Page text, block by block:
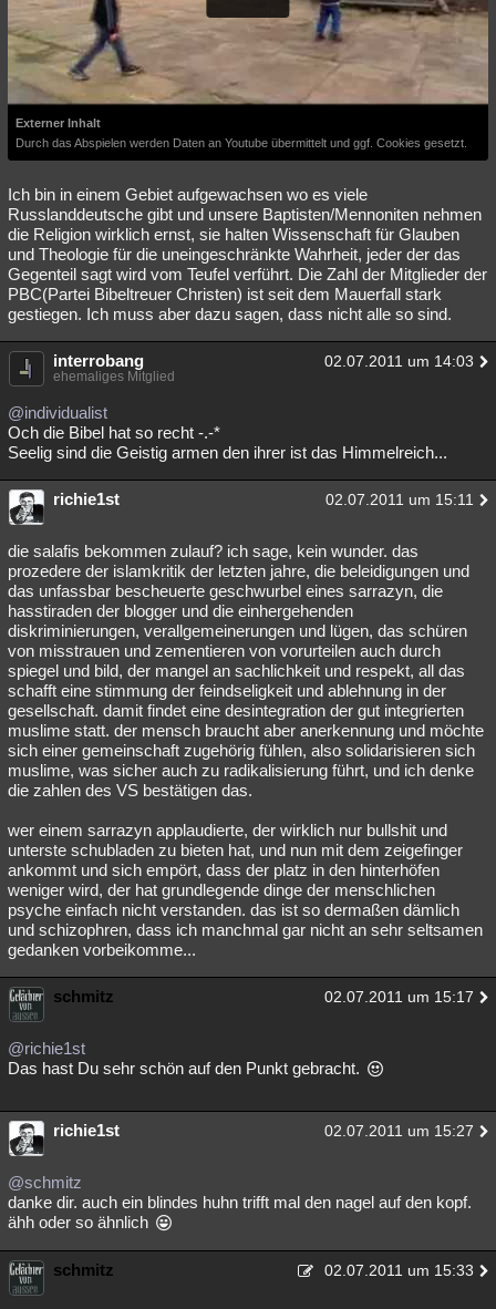
Externer Inhalt
Durch das Abspielen werden Daten an Youtube übermittelt und ggf. Cookies gesetzt.
Ich bin in einem Gebiet aufgewachsen wo es viele
Russlanddeutsche gibt und unsere Baptisten/Mennoniten nehmen
die Religion wirklich ernst, sie halten Wissenschaft für Glauben
und Theologie für die uneingeschränkte Wahrheit, jeder der das
Gegenteil sagt wird vom Teufel verführt. Die Zahl der Mitglieder der
PBC(Partei Bibeltreuer Christen) ist seit dem Mauerfall stark
gestiegen. Ich muss aber dazu sagen, dass nicht alle so sind.
interrobang 02.07.2011 um 14:03
ehemaliges Mitglied
@individualist
Och die Bibel hat so recht -.-*
Seelig sind die Geistig armen den ihrer ist das Himmelreich...
richie1st 02.07.2011 um 15:11
die salafis bekommen zulauf? ich sage, kein wunder. das
prozedere der islamkritik der letzten jahre, die beleidigungen und
das unfassbar bescheuerte geschwurbel eines sarrazyn, die
hasstiraden der blogger und die einhergehenden
diskriminierungen, verallgemeinerungen und lügen, das schüren
von misstrauen und zementieren von vorurteilen auch durch
spiegel und bild, der mangel an sachlichkeit und respekt, all das
schafft eine stimmung der feindseligkeit und ablehnung in der
gesellschaft. damit findet eine desintegration der gut integrierten
muslime statt. der mensch braucht aber anerkennung und möchte
sich einer gemeinschaft zugehörig fühlen, also solidarisieren sich
muslime, was sicher auch zu radikalisierung führt, und ich denke
die zahlen des VS bestätigen das.
wer einem sarrazyn applaudierte, der wirklich nur bullshit und
unterste schubladen zu bieten hat, und nun mit dem zeigefinger
ankommt und sich empört, dass der platz in den hinterhöfen
weniger wird, der hat grundlegende dinge der menschlichen
psyche einfach nicht verstanden. das ist so dermaßen dämlich
und schizophren, dass ich manchmal gar nicht an sehr seltsamen
gedanken vorbeikomme...
schmitz 02.07.2011 um 15:17
@richie1st
Das hast Du sehr schön auf den Punkt gebracht.
richie1st 02.07.2011 um 15:27
@schmitz
danke dir. auch ein blindes huhn trifft mal den nagel auf den kopf.
ähh oder so ähnlich
schmitz 02.07.2011 um 15:33